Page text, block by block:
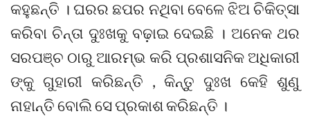
କହୁଛନ୍ତି । ଘରର ଛପର ନଥିବା ବେଳେ ଝିଅ ଚିକିତ୍ସା
କରିବା ଚିନ୍ତା ଦୁଃଖକୁ ବଢ଼ାଇ ଦେଇଛି । ଅନେକ ଥର
ସରପଞ୍ଚ ଠାରୁ ଆରମ୍ଭ କରି ପ୍ରଶାସନିକ ଅଧିକାରୀ
ଙ୍କୁ ଗୁହାରୀ କରିଛନ୍ତି , କିନ୍ତୁ ଦୁଃଖ କେହି ଶୁଣୁ
ନାହାନ୍ତି ବୋଲି ସେ ପ୍ରକାଶ କରିଛନ୍ତି ।